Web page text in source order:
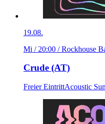
19.08.
Mi / 20:00 / Rockhouse
Crude (AT)
Freier EintrittAcoustic